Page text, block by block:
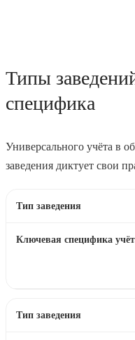
Типы
специфика
Универсального учёта в
заведения диктует свои